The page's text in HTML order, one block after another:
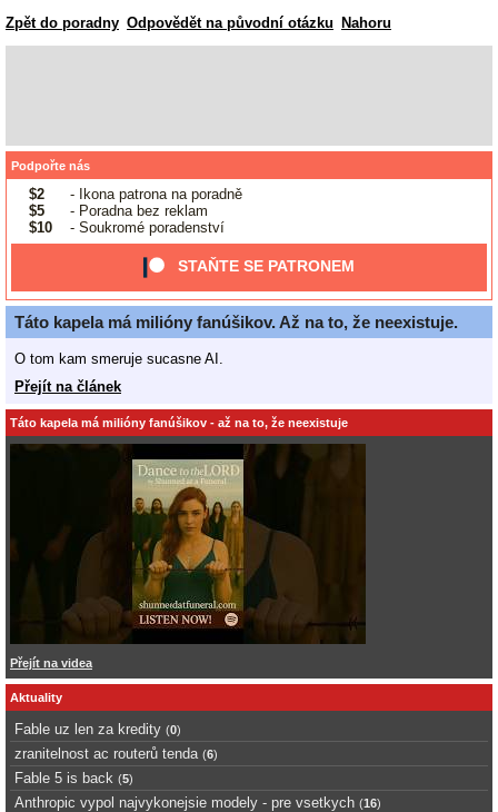
Zpět do poradny Odpovědět na původní otázku Nahoru
Podpořte nás
$2
- Ikona patrona na poradně
$5
- Poradna bez reklam
$10
- Soukromé poradenství
STAŇTE SE PATRONEM
Táto kapela má milióny fanúšikov. Až na to, že neexistuje.
O tom kam smeruje sucasne AI.
Přejít na článek
Táto kapela má milióny fanúšikov - až na to, že neexistuje
Přejít na videa
Aktuality
Fable uz len za kredity (0)
zranitelnost ac routerů tenda (6)
Fable 5 is back (5)
Anthropic vypol najvykonejsie modely - pre vsetkych (16)